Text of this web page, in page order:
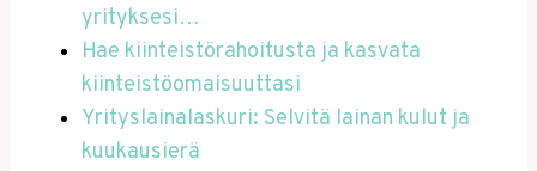
yrityksesi…
Hae kiinteistörahoitusta ja kasvata
kiinteistöomaisuuttasi
Yrityslainalaskuri: Selvitä lainan kulut ja
kuukausierä